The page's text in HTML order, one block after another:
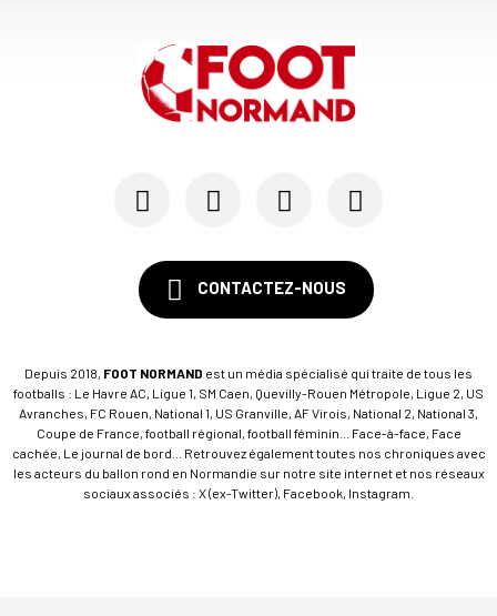
CONTACTEZ-NOUS
Depuis 2018, FOOT NORMAND est un média spécialisé qui traite de tous les
footballs : Le Havre AC, Ligue 1, SM Caen, Quevilly-Rouen Métropole, Ligue 2, US
Avranches, FC Rouen, National 1, US Granville, AF Virois, National 2, National 3,
Coupe de France, football régional, football féminin... Face-à-face, Face
cachée, Le journal de bord... Retrouvez également toutes nos chroniques avec
les acteurs du ballon rond en Normandie sur notre site internet et nos réseaux
sociaux associés : X (ex-Twitter), Facebook, Instagram.